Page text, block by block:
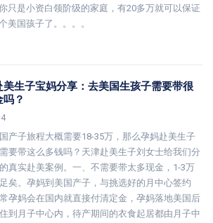
只是小资白领阶级的家庭，有20多万就可以保证
美国孩子了。。。。
美生子宝妈分享：去美国生孩子需要带很
吗？
产子旅程大概需要18-35万，那么孕妈赴美生子
要带这么多钱吗？天津赴美生子刘女士给我们分
真实赴美案例。一、不需要带太多现金，1-3万
矣。孕妈到美国产子，与挑选好的月中心签约
孕妈会在国内就直接付清定金，孕妈落地美国后
到月子中心内，待产期间的衣食起居都由月子中